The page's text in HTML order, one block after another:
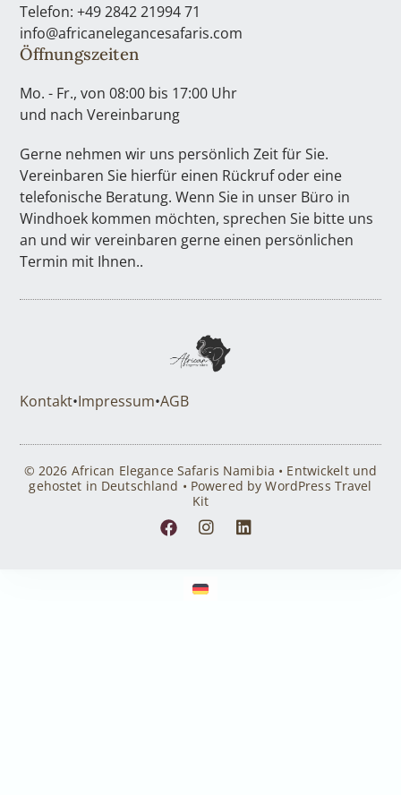
Telefon: +49 2842 21994 71
info@africanelegancesafaris.com
Öffnungszeiten
Mo. - Fr., von 08:00 bis 17:00 Uhr
und nach Vereinbarung
Gerne nehmen wir uns persönlich Zeit für Sie.
Vereinbaren Sie hierfür einen Rückruf oder eine
telefonische Beratung. Wenn Sie in unser Büro in
Windhoek kommen möchten, sprechen Sie bitte uns
an und wir vereinbaren gerne einen persönlichen
Termin mit Ihnen..
Kontakt•Impressum•AGB
© 2026 African Elegance Safaris Namibia • Entwickelt und
gehostet in Deutschland • Powered by WordPress Travel
Kit